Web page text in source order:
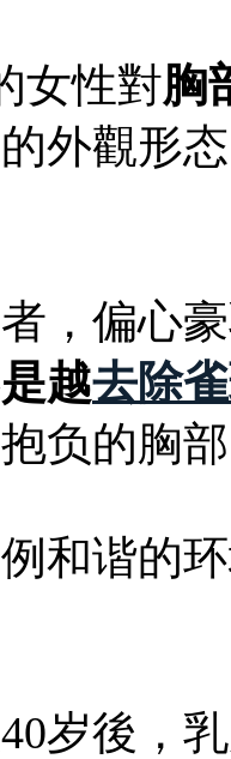
女性對胸
外觀形
，偏心
越去除
负的胸
和谐的
岁後，